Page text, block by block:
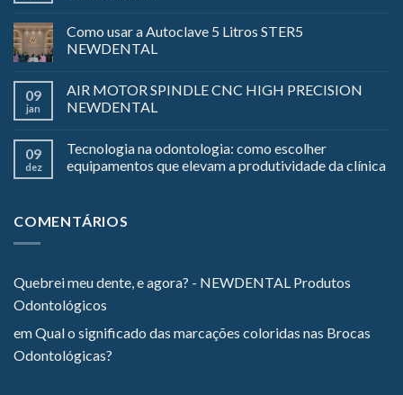
Como usar a Autoclave 5 Litros STER5
NEWDENTAL
09
jan
AIR MOTOR SPINDLE CNC HIGH PRECISION
NEWDENTAL
09
dez
Tecnologia na odontologia: como escolher
equipamentos que elevam a produtividade da clínica
COMENTÁRIOS
Quebrei meu dente, e agora? - NEWDENTAL Produtos
Odontológicos
emQual o significado das marcações coloridas nas Brocas
Odontológicas?